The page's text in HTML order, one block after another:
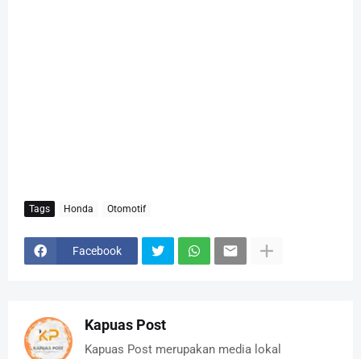
Tags Honda Otomotif
Facebook
Kapuas Post
Kapuas Post merupakan media lokal